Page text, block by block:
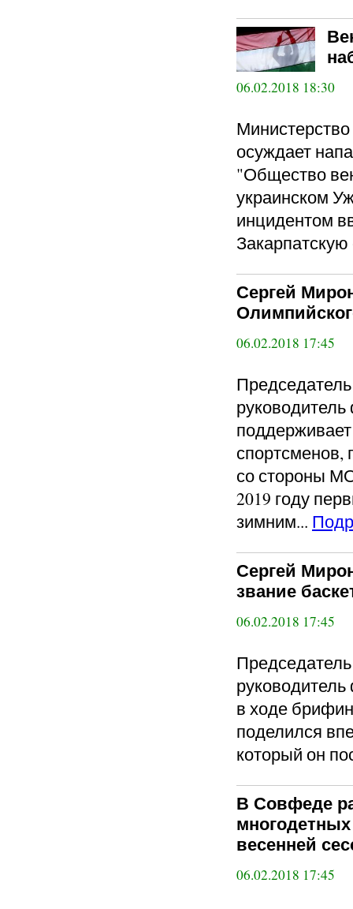
06.02.2018 18:30
осуждает
"Общество
украинском
инцидентом
Закарпатскую
Сергей
06.02.2018 17:45
спортсменов,
со стороны
2019 году
зимним...
Сергей
звание
06.02.2018 17:45
в ходе
поделился
который он
В Совфеде
весенней
06.02.2018 17:45